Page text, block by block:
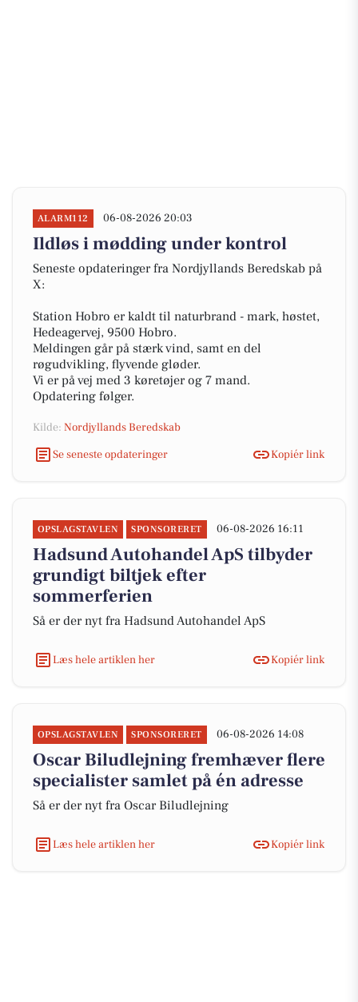
ALARM112 06-08-2026 20:03
Ildløs i mødding under kontrol
Seneste opdateringer fra Nordjyllands Beredskab på
X:
Station Hobro er kaldt til naturbrand - mark, høstet,
Hedeagervej, 9500 Hobro.
Meldingen går på stærk vind, samt en del
røgudvikling, flyvende gløder.
Vi er på vej med 3 køretøjer og 7 mand.
Opdatering følger.
Kilde: Nordjyllands Beredskab
Se seneste opdateringer
Kopiér link
OPSLAGSTAVLEN SPONSORERET 06-08-2026 16:11
Hadsund Autohandel ApS tilbyder
grundigt biltjek efter
sommerferien
Så er der nyt fra Hadsund Autohandel ApS
Læs hele artiklen her Kopiér link
OPSLAGSTAVLEN SPONSORERET 06-08-2026 14:08
Oscar Biludlejning fremhæver flere
specialister samlet på én adresse
Så er der nyt fra Oscar Biludlejning
Læs hele artiklen her Kopiér link